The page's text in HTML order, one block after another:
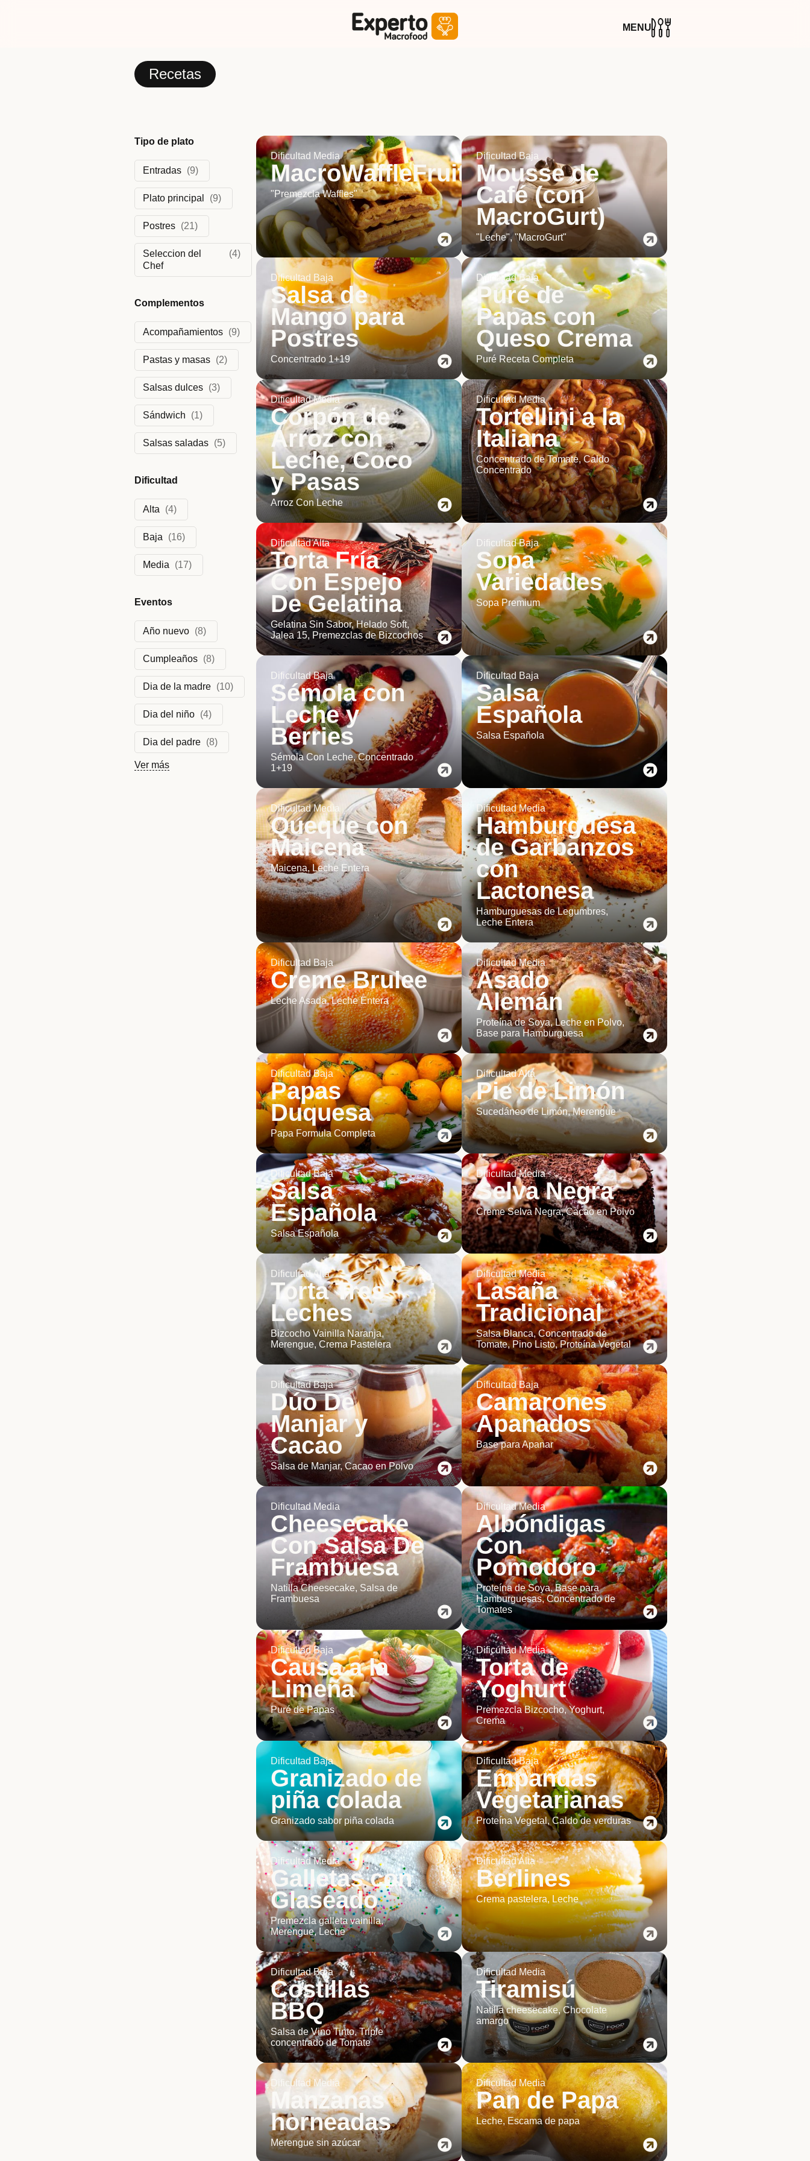
MENU
Recetas
Tipo de plato
Entradas (9)
Plato principal (9)
Postres (21)
Seleccion del
Chef
(4)
Complementos
Acompañamientos (9)
Pastas y masas (2)
Salsas dulces (3)
Sándwich (1)
Salsas saladas (5)
Dificultad
Alta (4)
Baja (16)
Media (17)
Eventos
Año nuevo (8)
Cumpleaños (8)
Dia de la madre (10)
Dia del niño (4)
Dia del padre (8)
Ver más
Dificultad Media
MacroWaffleFruit
"Premezcla Waffles"
Dificultad Baja
Mousse de
Café (con
MacroGurt)
"Leche", "MacroGurt"
Dificultad Baja
Salsa de
Mango para
Postres
Concentrado 1+19
Dificultad Baja
Puré de
Papas con
Queso Crema
Puré Receta Completa
Dificultad Media
Corpón de
Arroz con
Leche, Coco
y Pasas
Arroz Con Leche
Dificultad Media
Tortellini a la
Italiana
Concentrado de Tomate, Caldo
Concentrado
Dificultad Alta
Torta Fría
Con Espejo
De Gelatina
Gelatina Sin Sabor, Helado Soft,
Jalea 15, Premezclas de Bizcochos
Dificultad Baja
Sopa
Variedades
Sopa Premium
Dificultad Baja
Sémola con
Leche y
Berries
Sémola Con Leche, Concentrado
1+19
Dificultad Baja
Salsa
Española
Salsa Española
Dificultad Media
Queque con
Maicena
Maicena, Leche Entera
Dificultad Media
Hamburguesa
de Garbanzos
con
Lactonesa
Hamburguesas de Legumbres,
Leche Entera
Dificultad Baja
Creme Brulee
Leche Asada, Leche Entera
Dificultad Media
Asado
Alemán
Proteína de Soya, Leche en Polvo,
Base para Hamburguesa
Dificultad Baja
Papas
Duquesa
Papa Formula Completa
Dificultad Alta
Pie de Limón
Sucedáneo de Limón, Merengue
Dificultad Baja
Salsa
Española
Salsa Española
Dificultad Media
Selva Negra
Creme Selva Negra, Cacao en Polvo
Dificultad Alta
Torta Tres
Leches
Bizcocho Vainilla Naranja,
Merengue, Crema Pastelera
Dificultad Media
Lasaña
Tradicional
Salsa Blanca, Concentrado de
Tomate, Pino Listo, Proteína Vegetal
Dificultad Baja
Dúo De
Manjar y
Cacao
Salsa de Manjar, Cacao en Polvo
Dificultad Baja
Camarones
Apanados
Base para Apanar
Dificultad Media
Cheesecake
Con Salsa De
Frambuesa
Natilla Cheesecake, Salsa de
Frambuesa
Dificultad Media
Albóndigas
Con
Pomodoro
Proteína de Soya, Base para
Hamburguesas, Concentrado de
Tomates
Dificultad Baja
Causa a la
Limeña
Puré de Papas
Dificultad Media
Torta de
Yoghurt
Premezcla Bizcocho, Yoghurt,
Crema
Dificultad Baja
Granizado de
piña colada
Granizado sabor piña colada
Dificultad Baja
Empandas
Vegetarianas
Proteína Vegetal, Caldo de verduras
Dificultad Media
Galletas con
Glaseado
Premezcla galleta vainilla,
Merengue, Leche
Dificultad Alta
Berlines
Crema pastelera, Leche
Dificultad Baja
Costillas
BBQ
Salsa de Vino Tinto, Triple
concentrado de Tomate
Dificultad Media
Tiramisú
Natilla cheesecake, Chocolate
amargo
Dificultad Media
Manzanas
horneadas
Merengue sin azúcar
Dificultad Media
Pan de Papa
Leche, Escama de papa